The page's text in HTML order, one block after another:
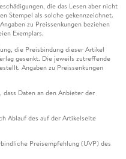
die das Lesen aber nicht
Stempel als solche gekennzeichnet.
zu Preissenkungen beziehen
Exemplars.
die Preisbindung dieser Artikel
gesenkt. Die jeweils zutreffende
Angaben zu Preissenkungen
Daten an den Anbieter der
Ablauf des auf der Artikelseite
Preisempfehlung (UVP) des